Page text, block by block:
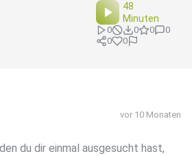
48
Minuten
0 0 0
0
0
0
vor 10 Monaten
du dir einmal ausgesucht hast,